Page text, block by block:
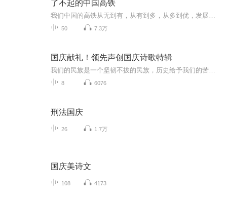
了不起的中国高铁
50 7.3万
国庆献礼！领先声创国庆诗歌特辑
8 6076
刑法国庆
26 1.7万
国庆美诗文
108 4173